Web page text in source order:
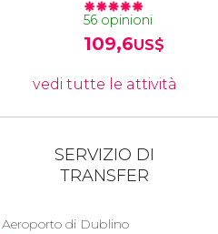
56 opinioni
109,6US$
vedi tutte le attività
SERVIZIO DI
TRANSFER
Aeroporto di Dublino